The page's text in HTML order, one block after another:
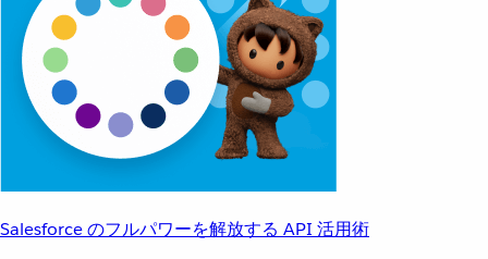
Salesforce のフルパワーを解放する API 活用術